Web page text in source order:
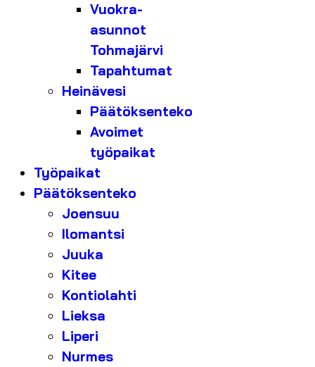
Vuokra-
asunnot
Tohmajärvi
Tapahtumat
Heinävesi
Päätöksenteko
Avoimet
työpaikat
Työpaikat
Päätöksenteko
Joensuu
Ilomantsi
Juuka
Kitee
Kontiolahti
Lieksa
Liperi
Nurmes